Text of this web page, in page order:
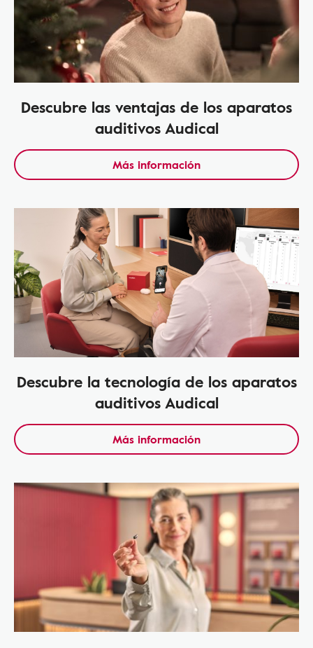
Descubre las ventajas de los aparatos
auditivos Audical
Más información
Descubre la tecnología de los aparatos
auditivos Audical
Más información